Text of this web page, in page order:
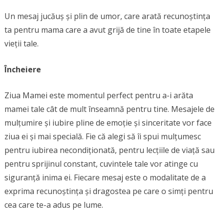
Un mesaj jucăuș și plin de umor, care arată recunoștința
ta pentru mama care a avut grijă de tine în toate etapele
vieții tale.
Încheiere
Ziua Mamei este momentul perfect pentru a-i arăta
mamei tale cât de mult înseamnă pentru tine. Mesajele de
mulțumire și iubire pline de emoție și sinceritate vor face
ziua ei și mai specială. Fie că alegi să îi spui mulțumesc
pentru iubirea necondiționată, pentru lecțiile de viață sau
pentru sprijinul constant, cuvintele tale vor atinge cu
siguranță inima ei. Fiecare mesaj este o modalitate de a
exprima recunoștința și dragostea pe care o simți pentru
cea care te-a adus pe lume.